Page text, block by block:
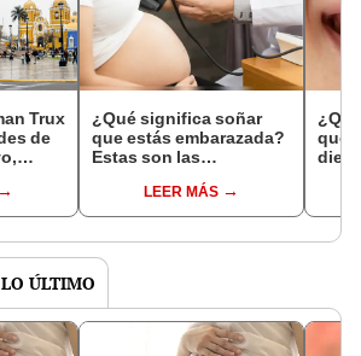
Trux
de
¿Qué significa soñar
que estás embarazada?
Estas son las
comunesLEER MÁS
que
LO ÚLTIMO